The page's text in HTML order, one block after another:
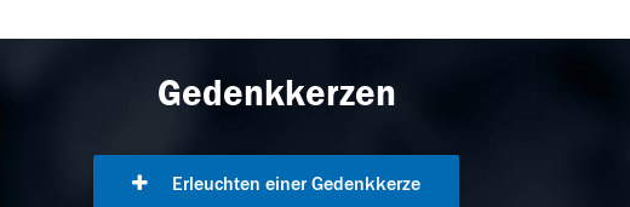
Gedenkkerzen
Erleuchten einer Gedenkkerze